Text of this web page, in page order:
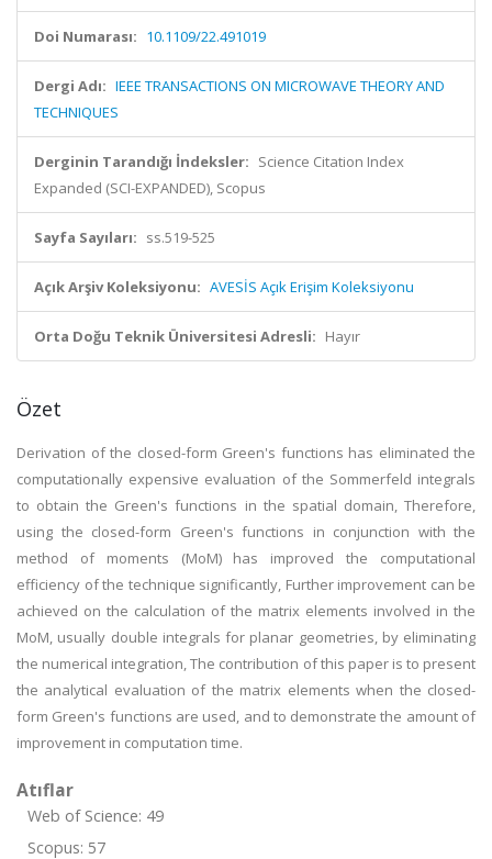
Doi Numarası: 10.1109/22.491019
Dergi Adı: IEEE TRANSACTIONS ON MICROWAVE THEORY AND
TECHNIQUES
Derginin Tarandığı İndeksler: Science Citation Index
Expanded (SCI-EXPANDED), Scopus
Sayfa Sayıları: ss.519-525
Açık Arşiv Koleksiyonu: AVESİS Açık Erişim Koleksiyonu
Orta Doğu Teknik Üniversitesi Adresli: Hayır
Özet
Derivation of the closed-form Green's functions has eliminated the
computationally expensive evaluation of the Sommerfeld integrals
to obtain the Green's functions in the spatial domain, Therefore,
using the closed-form Green's functions in conjunction with the
method of moments (MoM) has improved the computational
efficiency of the technique significantly, Further improvement can be
achieved on the calculation of the matrix elements involved in the
MoM, usually double integrals for planar geometries, by eliminating
the numerical integration, The contribution of this paper is to present
the analytical evaluation of the matrix elements when the closed-
form Green's functions are used, and to demonstrate the amount of
improvement in computation time.
Atıflar
Web of Science: 49
Scopus: 57